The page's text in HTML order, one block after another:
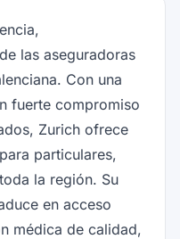
las aseguradoras
Con una
fuerte compromiso
Zurich ofrece
particulares,
la región. Su
en acceso
médica de calidad,